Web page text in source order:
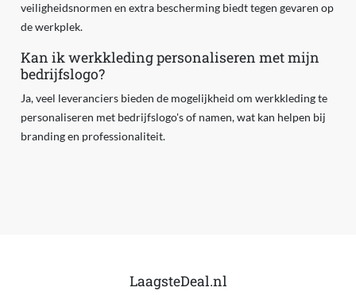
veiligheidsnormen en extra bescherming biedt tegen gevaren op
de werkplek.
Kan ik werkkleding personaliseren met mijn
bedrijfslogo?
Ja, veel leveranciers bieden de mogelijkheid om werkkleding te
personaliseren met bedrijfslogo's of namen, wat kan helpen bij
branding en professionaliteit.
LaagsteDeal.nl